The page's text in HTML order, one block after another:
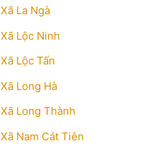
Xã La Ngà
Xã Lộc Ninh
Xã Lộc Tấn
Xã Long Hà
Xã Long Thành
Xã Nam Cát Tiên